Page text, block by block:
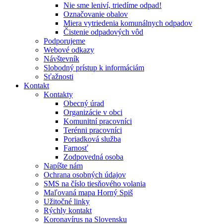
Nie sme leniví, triedíme odpad!
Označovanie obalov
Miera vytriedenia komunálnych odpadov
Čistenie odpadových vôd
Podporujeme
Webové odkazy
Návštevník
Slobodný prístup k informáciám
Sťažnosti
Kontakt
Kontakty
Obecný úrad
Organizácie v obci
Komunitní pracovníci
Terénni pracovníci
Poriadková služba
Farnosť
Zodpovedná osoba
Napíšte nám
Ochrana osobných údajov
SMS na číslo tiesňového volania
Maľovaná mapa Horný Spiš
Užitočné linky
Rýchly kontakt
Koronavírus na Slovensku